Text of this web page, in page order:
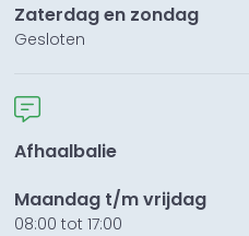
Zaterdag en zondag
Gesloten
Afhaalbalie
Maandag t/m vrijdag
08:00 tot 17:00